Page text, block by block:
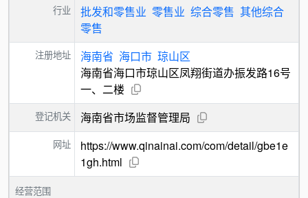
行业 批发和零售业 零售业 综合零售 其他综合
零售
注册地址 海南省 海口市 琼山区
海南省海口市琼山区凤翔街道办振发路16号
一、二楼
登记机关 海南省市场监督管理局
网址
https://www.qinainai.com/com/detail/gbe1e
1gh.html
经营范围